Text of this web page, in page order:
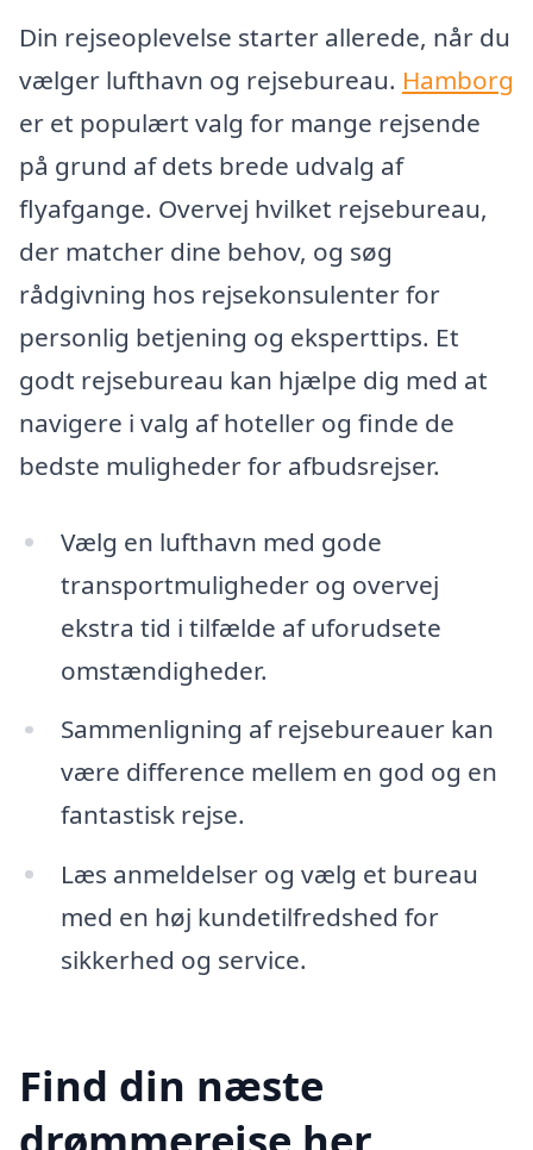
Din rejseoplevelse starter allerede, når du
vælger lufthavn og rejsebureau. Hamborg
er et populært valg for mange rejsende
på grund af dets brede udvalg af
flyafgange. Overvej hvilket rejsebureau,
der matcher dine behov, og søg
rådgivning hos rejsekonsulenter for
personlig betjening og eksperttips. Et
godt rejsebureau kan hjælpe dig med at
navigere i valg af hoteller og finde de
bedste muligheder for afbudsrejser.
Vælg en lufthavn med gode
transportmuligheder og overvej
ekstra tid i tilfælde af uforudsete
omstændigheder.
Sammenligning af rejsebureauer kan
være difference mellem en god og en
fantastisk rejse.
Læs anmeldelser og vælg et bureau
med en høj kundetilfredshed for
sikkerhed og service.
Find din næste